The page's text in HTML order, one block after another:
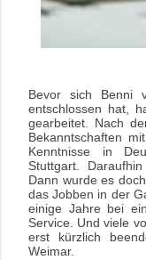
Bevor sich Benni
entschlossen hat,
gearbeitet. Nach
Bekanntschaften
Kenntnisse in
Stuttgart.
Dann wurde es
das Jobben in der
einige Jahre bei
Service. Und viele
erst kürzlich
Weimar.